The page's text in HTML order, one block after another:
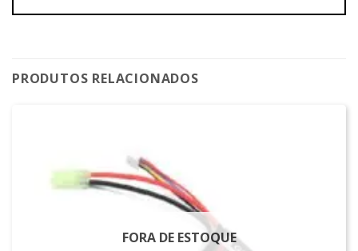
PRODUTOS RELACIONADOS
FORA DE ESTOQUE